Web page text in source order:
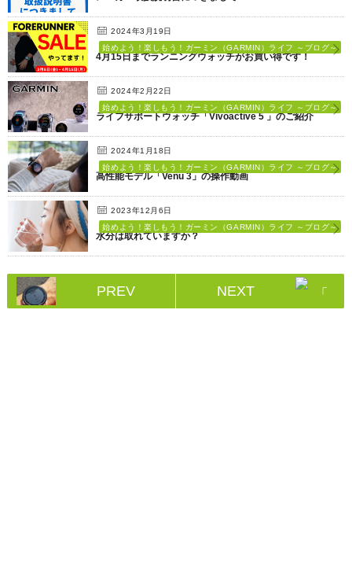
2024年3月19日
始めよう！楽しもう！ガーミン（GARMIN）ライフ ～ブログ～
4月15日までランニングウォッチがお買い得です！
2024年2月22日
始めよう！楽しもう！ガーミン（GARMIN）ライフ ～ブログ～
ライフサポートウォッチ「Vivoactive 5 」のご紹介
2024年1月18日
始めよう！楽しもう！ガーミン（GARMIN）ライフ ～ブログ～
高性能モデル「Venu 3」の操作動画
2023年12月6日
始めよう！楽しもう！ガーミン（GARMIN）ライフ ～ブログ～
水分は取れていますか？
PREV NEXT